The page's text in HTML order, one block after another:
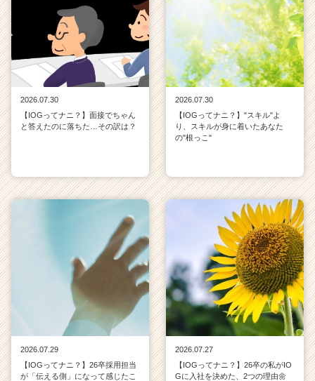
2026.07.30
【IOGってナニ？】面接でちゃん
と答えたのに落ちた…その訳は？
2026.07.30
【IOGってナニ？】"スキル"よ
り、スキルが身に着いたあなた
の"根っこ"
2026.07.29
【IOGってナニ？】26卒採用担当
が「伝える側」になって感じたこ
2026.07.27
【IOGってナニ？】26卒の私がIO
Gに入社を決めた、2つの理由🌼